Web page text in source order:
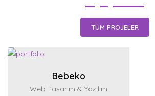
TÜM PROJELER
Bebeko
Web Tasarım & Yazılım